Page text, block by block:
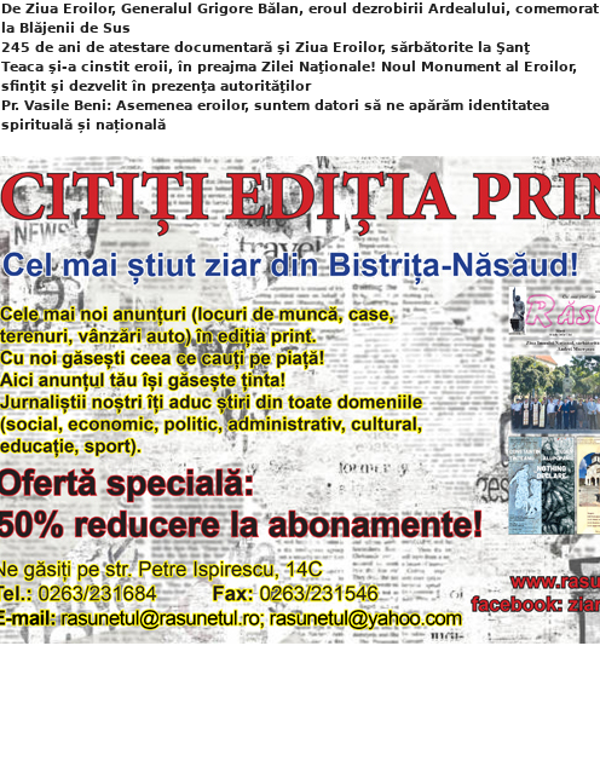
De Ziua Eroilor, Generalul Grigore Bălan, eroul dezrobirii Ardealului, comemorat
la Blăjenii de Sus
245 de ani de atestare documentară şi Ziua Eroilor, sărbătorite la Şanţ
Teaca şi-a cinstit eroii, în preajma Zilei Naţionale! Noul Monument al Eroilor,
sfinţit şi dezvelit în prezenţa autorităţilor
Pr. Vasile Beni: Asemenea eroilor, suntem datori să ne apărăm identitatea
spirituală și națională